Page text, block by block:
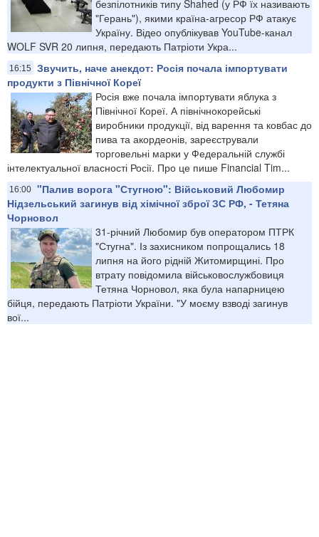
безпілотників типу Shahed (у РФ їх називають
"Герань"), якими країна-агресор РФ атакує
Україну. Відео опублікував YouTube-канал
WOLF SVR 20 липня, передають Патріоти Укра...
16:15
Звучить, наче анекдот: Росія почала імпортувати
продукти з Північної Кореї
Росія вже почала імпортувати яблука з
Північної Кореї. А північнокорейські
виробники продукції, від варення та ковбас до
пива та акордеонів, зареєстрували
торговельні марки у Федеральній службі
інтелектуальної власності Росії. Про це пише Financial Tim...
16:00 "Палив ворога "Стугною": Військовий Любомир
Нідзельський загинув від хімічної зброї ЗС РФ, - Тетяна
Чорновол
31-річний Любомир був оператором ПТРК
"Стугна". Із захисником попрощались 18
липня на його рідній Житомирщині. Про
втрату повідомила військовослужбовиця
Тетяна Чорновол, яка була напарницею
бійця, передають Патріоти України. "У моєму взводі загинув
вої...